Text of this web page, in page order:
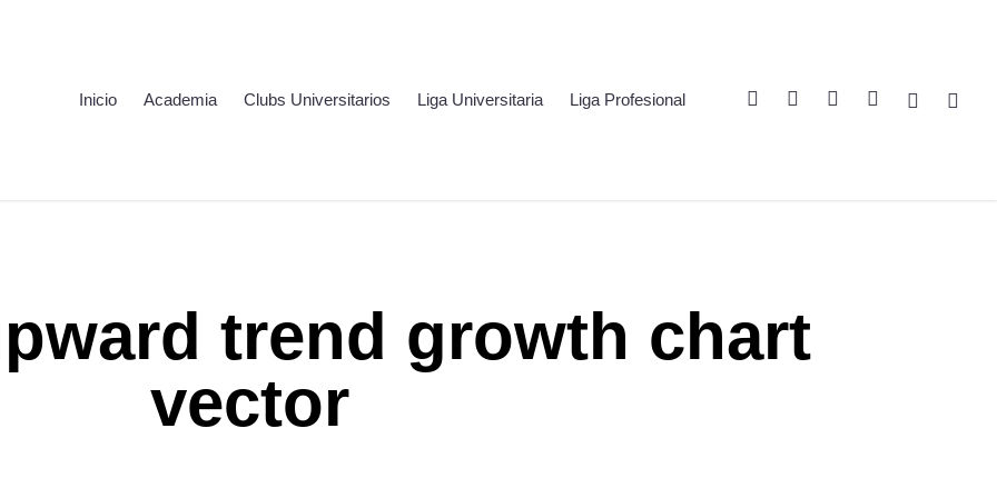
Inicio Academia Clubs Universitarios Liga Universitaria Liga Profesional Twitter LinkedinYoutubeInstagramSpotify Twitch
trend growth chart
vector